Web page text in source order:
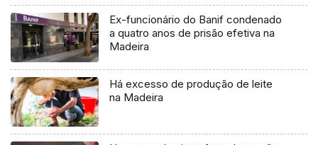
Ex-funcionário do Banif condenado
a quatro anos de prisão efetiva na
Madeira
Há excesso de produção de leite
na Madeira